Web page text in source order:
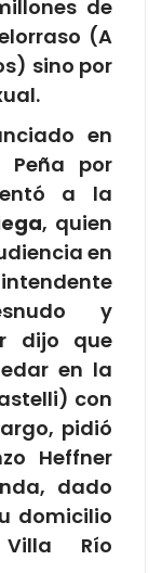
de
(A
sino por
en
Peña por
a la
, quien
en
y
dijo que
en la
con
pidió
Heffner
dado
domicilio
Río